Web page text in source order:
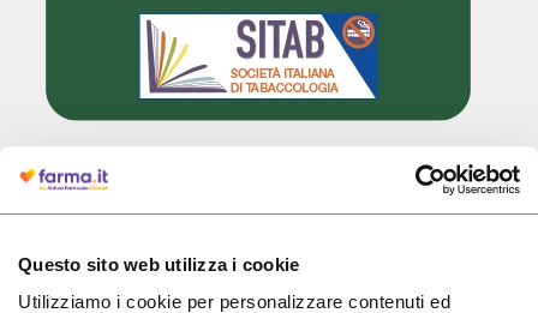
Questo sito web utilizza i cookie
Utilizziamo i cookie per personalizzare contenuti ed
autorizzata dal Ministero della Salute a effettuare la vendita online di